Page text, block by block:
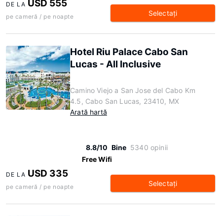
DE LA USD 555
pe cameră / pe noapte Selectaţi
Hotel Riu Palace Cabo San
Lucas - All Inclusive
Camino Viejo a San Jose del Cabo Km
4.5, Cabo San Lucas, 23410, MX
Arată hartă
8.8/10 Bine 5340 opinii
Free Wifi
DE LA USD 335
pe cameră / pe noapte Selectaţi